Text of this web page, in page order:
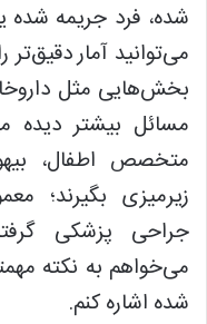
شده، فرد جریمه
می‌توانید آمار دقیق‌تر
بخش‌هایی مثل
مسائل بیشتر
متخصص اطفال،
زیرمیزی بگیرند؛
جراحی پزشکی
شده اشاره کنم.